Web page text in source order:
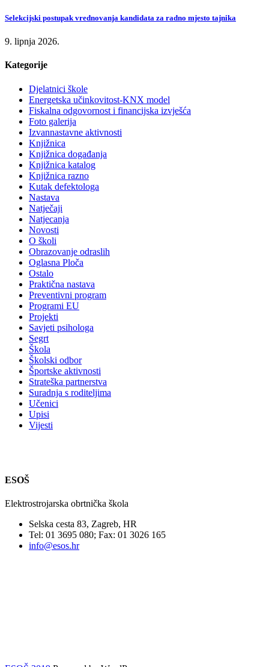
Selekcijski postupak vrednovanja kandidata za radno mjesto tajnika
9. lipnja 2026.
Kategorije
Djelatnici škole
Energetska učinkovitost-KNX model
Fiskalna odgovornost i financijska izvješća
Foto galerija
Izvannastavne aktivnosti
Knjižnica
Knjižnica događanja
Knjižnica katalog
Knjižnica razno
Kutak defektologa
Nastava
Natječaji
Natjecanja
Novosti
O školi
Obrazovanje odraslih
Oglasna Ploča
Ostalo
Praktična nastava
Preventivni program
Programi EU
Projekti
Savjeti psihologa
Segrt
Škola
Školski odbor
Športske aktivnosti
Strateška partnerstva
Suradnja s roditeljima
Učenici
Upisi
Vijesti
ESOŠ
Elektrostrojarska obrtnička škola
Selska cesta 83, Zagreb, HR
Tel: 01 3695 080; Fax: 01 3026 165
info@esos.hr